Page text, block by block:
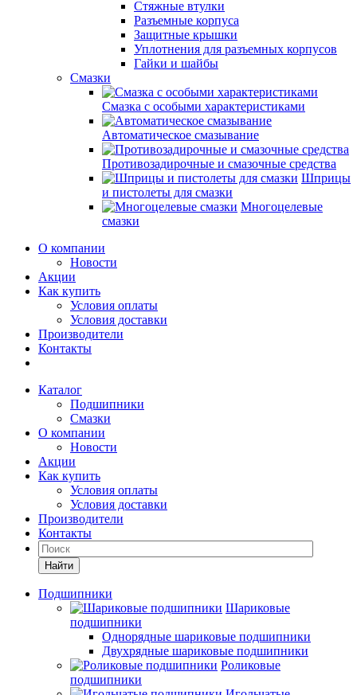
Стяжные втулки
Разъемные корпуса
Защитные крышки
Уплотнения для разъемных корпусов
Гайки и шайбы
Смазки
Смазка с особыми характеристиками
Автоматическое смазывание
Противозадирочные и смазочные средства
Шприцы
и пистолеты для смазки
Многоцелевые
смазки
О компании
Новости
Акции
Как купить
Условия оплаты
Условия доставки
Производители
Контакты
Каталог
Подшипники
Смазки
О компании
Новости
Акции
Как купить
Условия оплаты
Условия доставки
Производители
Контакты
Найти
Подшипники
Шариковые
подшипники
Однорядные шариковые подшипники
Двухрядные шариковые подшипники
Роликовые
подшипники